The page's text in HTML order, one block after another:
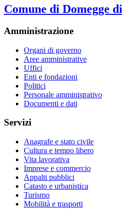
Comune di Domegge
Amministrazione
Organi di governo
Aree amministrative
Uffici
Enti e fondazioni
Politici
Personale amministrativo
Documenti e dati
Servizi
Anagrafe e stato civile
Cultura e tempo libero
Vita lavorativa
Imprese e commercio
Appalti pubblici
Catasto e urbanistica
Turismo
Mobilità e trasporti